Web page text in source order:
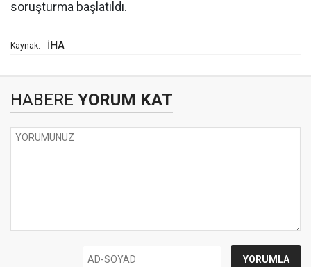
soruşturma başlatıldı.
Kaynak: İHA
HABERE YORUM KAT